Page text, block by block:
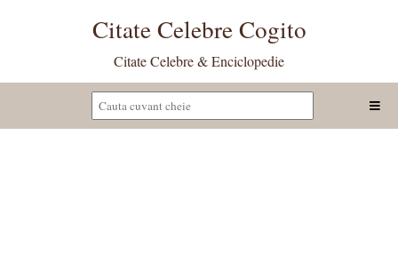
Citate Celebre Cogito
Citate Celebre & Enciclopedie